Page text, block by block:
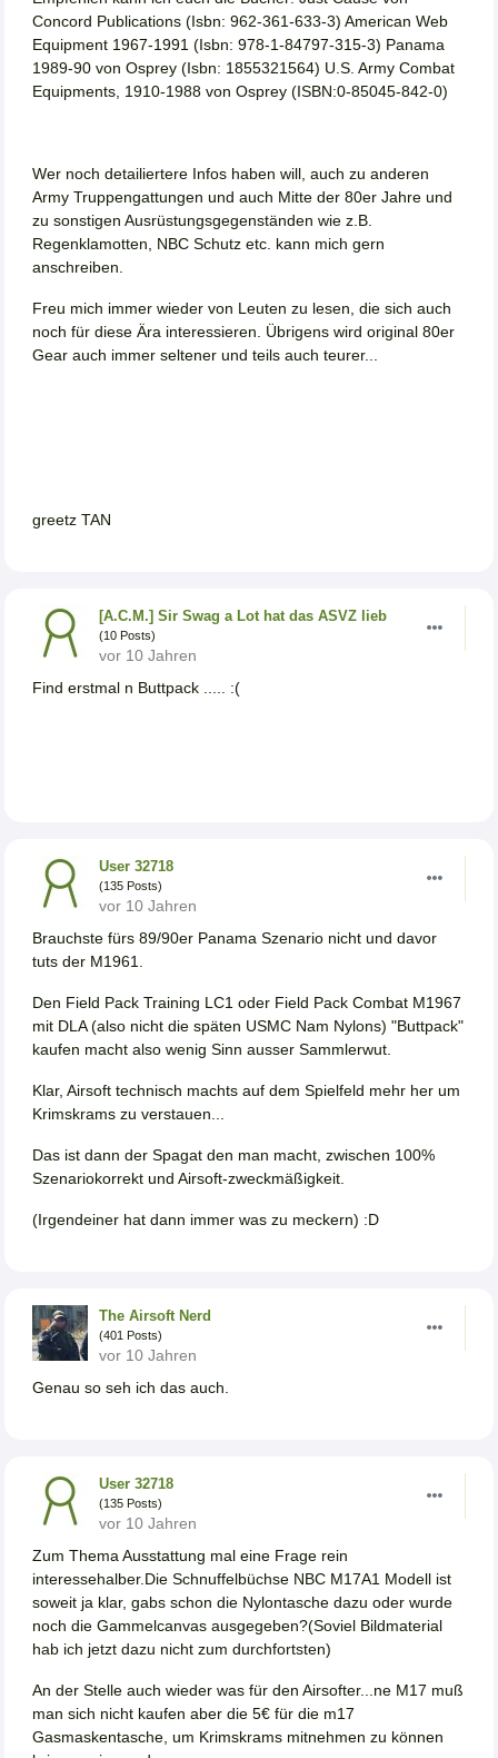
Concord Publications (Isbn: 962-361-633-3) American Web
Equipment 1967-1991 (Isbn: 978-1-84797-315-3) Panama
1989-90 von Osprey (Isbn: 1855321564) U.S. Army Combat
Equipments, 1910-1988 von Osprey (ISBN:0-85045-842-0)
Wer noch detailiertere Infos haben will, auch zu anderen
Army Truppengattungen und auch Mitte der 80er Jahre und
zu sonstigen Ausrüstungsgegenständen wie z.B.
Regenklamotten, NBC Schutz etc. kann mich gern
anschreiben.
Freu mich immer wieder von Leuten zu lesen, die sich auch
noch für diese Ära interessieren. Übrigens wird original 80er
Gear auch immer seltener und teils auch teurer...
greetz TAN
[A.C.M.] Sir Swag a Lot hat das ASVZ lieb
(10 Posts)
vor 10 Jahren
Find erstmal n Buttpack ..... :(
User 32718
(135 Posts)
vor 10 Jahren
Brauchste fürs 89/90er Panama Szenario nicht und davor
tuts der M1961.
Den Field Pack Training LC1 oder Field Pack Combat M1967
mit DLA (also nicht die späten USMC Nam Nylons) "Buttpack"
kaufen macht also wenig Sinn ausser Sammlerwut.
Klar, Airsoft technisch machts auf dem Spielfeld mehr her um
Krimskrams zu verstauen...
Das ist dann der Spagat den man macht, zwischen 100%
Szenariokorrekt und Airsoft-zweckmäßigkeit.
(Irgendeiner hat dann immer was zu meckern) :D
The Airsoft Nerd
(401 Posts)
vor 10 Jahren
Genau so seh ich das auch.
User 32718
(135 Posts)
vor 10 Jahren
Zum Thema Ausstattung mal eine Frage rein
interessehalber.Die Schnuffelbüchse NBC M17A1 Modell ist
soweit ja klar, gabs schon die Nylontasche dazu oder wurde
noch die Gammelcanvas ausgegeben?(Soviel Bildmaterial
hab ich jetzt dazu nicht zum durchfortsten)
An der Stelle auch wieder was für den Airsofter...ne M17 muß
man sich nicht kaufen aber die 5€ für die m17
Gasmaskentasche, um Krimskrams mitnehmen zu können